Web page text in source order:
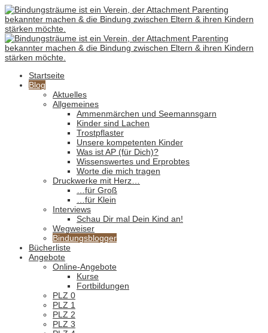
Startseite
Blog
Aktuelles
Allgemeines
Ammenmärchen und Seemannsgarn
Kinder sind Lachen
Trostpflaster
Unsere kompetenten Kinder
Was ist AP (für Dich)?
Wissenswertes und Erprobtes
Worte die mich tragen
Druckwerke mit Herz…
…für Groß
…für Klein
Interviews
Schau Dir mal Dein Kind an!
Wegweiser
Bindungsblogger
Bücherliste
Angebote
Online-Angebote
Kurse
Fortbildungen
PLZ 0
PLZ 1
PLZ 2
PLZ 3